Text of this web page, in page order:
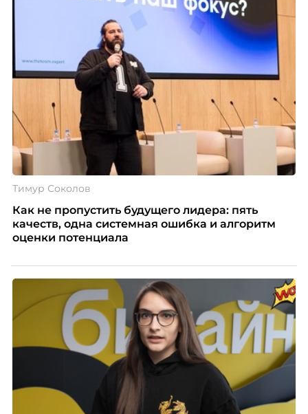
Тимур Соколов
Как не пропустить будущего лидера: пять
качеств, одна системная ошибка и алгоритм
оценки потенциала